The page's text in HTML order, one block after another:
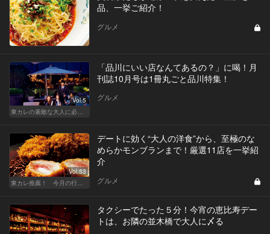
品、一挙ご紹介！
グルメ
Vol.5
東カレの素敵な大人に必要なこと
「品川にいい店なんてあるの？」に喝！月
刊誌10月号は1冊丸ごと品川特集！
グルメ
Vol.53
デートに効く“大人の洋食”から、至極のな
めらかモンブランまで！厳選11店を一挙紹
介
グルメ
タクシーでたった５分！今宵の恵比寿デー
トは、お隣の並木橋で大人に〆る